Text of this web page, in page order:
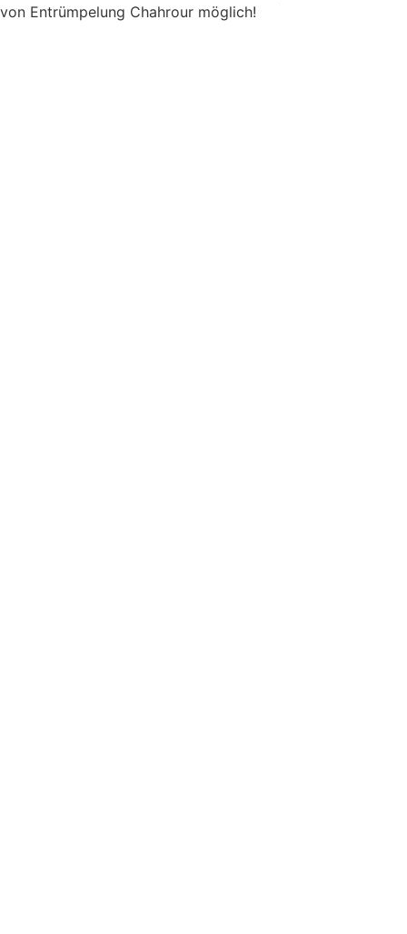
von Entrümpelung Chahrour möglich!